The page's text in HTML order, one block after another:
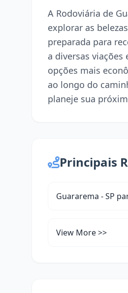
A Rodoviária de
explorar as
preparada para
a diversas
opções mais
ao longo do
planeje sua
Principais
Guararema - SP
View More >>